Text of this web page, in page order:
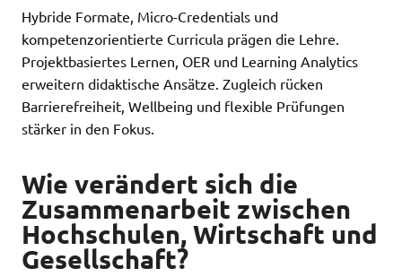
Hybride Formate, Micro-Credentials und
kompetenzorientierte Curricula prägen die Lehre.
Projektbasiertes Lernen, OER und Learning Analytics
erweitern didaktische Ansätze. Zugleich rücken
Barrierefreiheit, Wellbeing und flexible Prüfungen
stärker in den Fokus.
Wie verändert sich die
Zusammenarbeit zwischen
Hochschulen, Wirtschaft und
Gesellschaft?